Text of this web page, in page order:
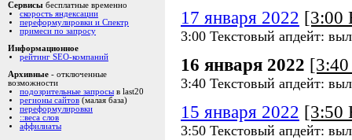
Сервисы бесплатные временно
скорость яндексации
переформулировки и Спектр
примеси по запросу
Информационное
рейтинг SEO-компаний
Архивные - отключенные
возможности
подозрительные запросы в last20
регионы сайтов (малая база)
переформулировки
::веса слов
аффилиаты
17 января 2022 [3:00
3:00 Текстовый апдейт:
16 января 2022
3:40 Текстовый апдейт:
15 января 2022 [3:50
3:50 Текстовый апдейт: